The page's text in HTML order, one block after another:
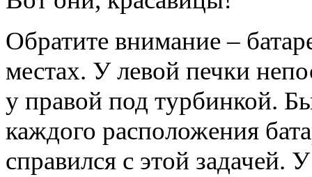
Обратите внимание –
местах. У левой печки
у правой под турбинкой.
каждого расположения
справился с этой задачей.